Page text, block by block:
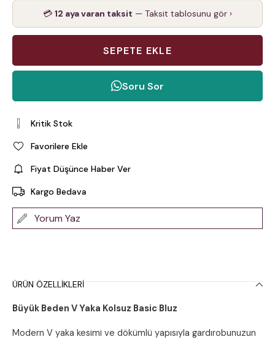
💳 12 aya varan taksit — Taksit tablosunu gör ›
Soru Sor
Kritik Stok
Favorilere Ekle
Fiyat Düşünce Haber Ver
Kargo Bedava
Yorum Yaz
ÜRÜN ÖZELLIKLERI
Büyük Beden V Yaka Kolsuz Basic Bluz
Modern V yaka kesimi ve dökümlü yapısıyla gardırobunuzun